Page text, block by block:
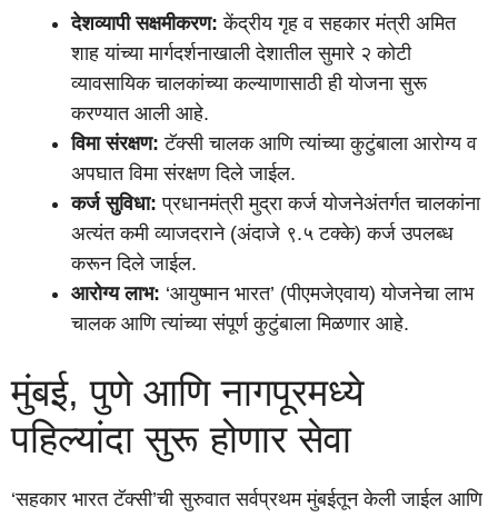
देशव्यापी सक्षमीकरण: केंद्रीय गृह व सहकार मंत्री अमित
शाह यांच्या मार्गदर्शनाखाली देशातील सुमारे २ कोटी
व्यावसायिक चालकांच्या कल्याणासाठी ही योजना सुरू
करण्यात आली आहे.
विमा संरक्षण: टॅक्सी चालक आणि त्यांच्या कुटुंबाला आरोग्य व
अपघात विमा संरक्षण दिले जाईल.
कर्ज सुविधा: प्रधानमंत्री मुद्रा कर्ज योजनेअंतर्गत चालकांना
अत्यंत कमी व्याजदराने (अंदाजे ९.५ टक्के) कर्ज उपलब्ध
करून दिले जाईल.
आरोग्य लाभ: ‘आयुष्मान भारत’ (पीएमजेएवाय) योजनेचा लाभ
चालक आणि त्यांच्या संपूर्ण कुटुंबाला मिळणार आहे.
मुंबई, पुणे आणि नागपूरमध्ये
पहिल्यांदा सुरू होणार सेवा
‘सहकार भारत टॅक्सी’ची सुरुवात सर्वप्रथम मुंबईतून केली जाईल आणि